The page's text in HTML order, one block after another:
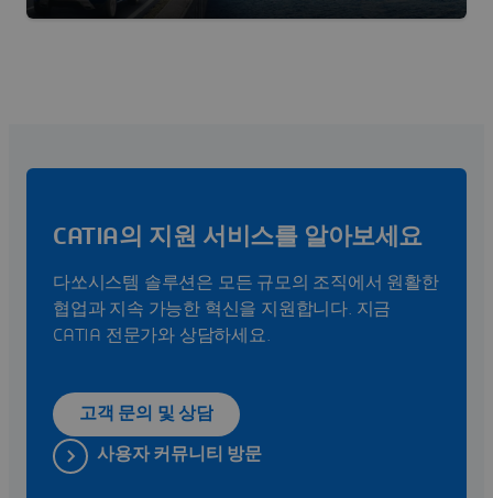
CATIA의 지원 서비스를 알아보세요
다쏘시스템 솔루션은 모든 규모의 조직에서 원활한
협업과 지속 가능한 혁신을 지원합니다. 지금
CATIA 전문가와 상담하세요.
고객 문의 및 상담
사용자 커뮤니티 방문